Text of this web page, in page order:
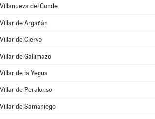
Villanueva del Conde
Villar de Argañán
Villar de Ciervo
Villar de Gallimazo
Villar de la Yegua
Villar de Peralonso
Villar de Samaniego